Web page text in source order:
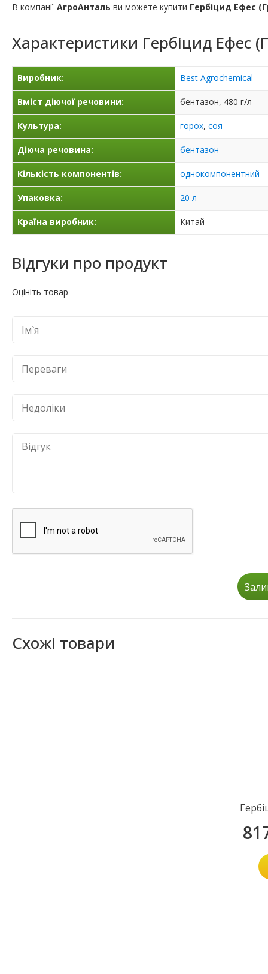
В компанії АгроАнталь ви можете купити Гербіцид Ефес
Характеристики Гербіцид Ефес
Виробник: Best Agrochemical
Вміст діючої речовини: бентазон, 480 г/л
Культура: горох, соя
Діюча речовина: бентазон
Кількість компонентів: однокомпонентний
Упаковка: 20 л
Країна виробник: Китай
Відгуки про продукт
Оцініть товар
Схожі товари